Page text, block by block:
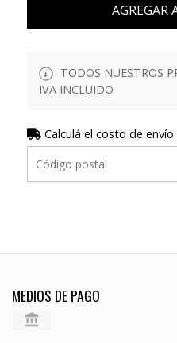
AGREGAR
TODOS NUESTROS
IVA INCLUIDO
Calculá el costo de envío
MEDIOS DE PAGO